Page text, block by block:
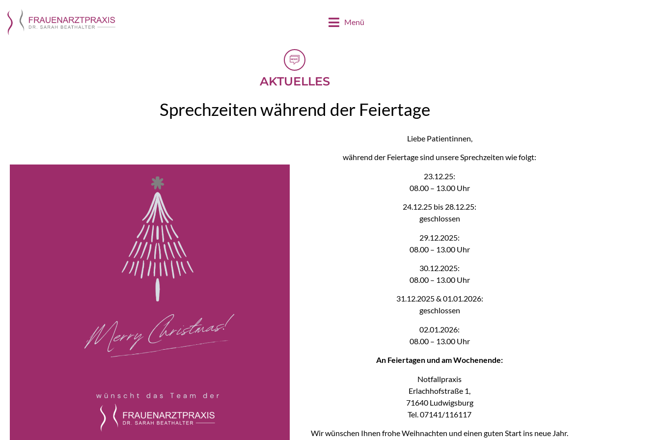
Menü
AKTUELLES
Sprechzeiten während der Feiertage
Liebe Patientinnen,
während der Feiertage sind unsere Sprechzeiten wie folgt:
23.12.25:
08.00 – 13.00 Uhr
24.12.25 bis 28.12.25:
geschlossen
29.12.2025:
08.00 – 13.00 Uhr
30.12.2025:
08.00 – 13.00 Uhr
31.12.2025 & 01.01.2026:
geschlossen
02.01.2026:
08.00 – 13.00 Uhr
An Feiertagen und am Wochenende:
Notfallpraxis
Erlachhofstraße 1,
71640 Ludwigsburg
Tel. 07141/116117
Wir wünschen Ihnen frohe Weihnachten und einen guten Start ins neue Jahr.